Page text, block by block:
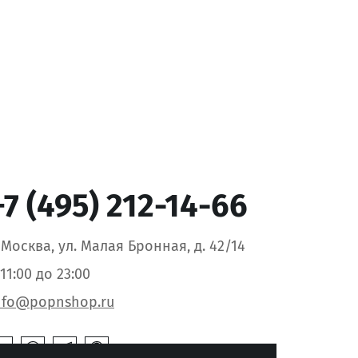
(495) 212-14-66
Москва, ул. Малая Бронная, д. 42/14
до 23:00